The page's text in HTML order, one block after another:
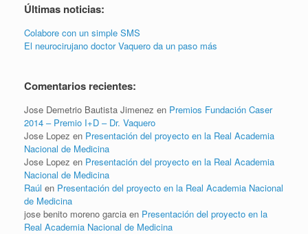
Últimas noticias:
Colabore con un simple SMS
El neurocirujano doctor Vaquero da un paso más
Comentarios recientes:
Jose Demetrio Bautista Jimenez en Premios Fundación Caser
2014 – Premio I+D – Dr. Vaquero
Jose Lopez en Presentación del proyecto en la Real Academia
Nacional de Medicina
Jose Lopez en Presentación del proyecto en la Real Academia
Nacional de Medicina
Raúl en Presentación del proyecto en la Real Academia Nacional
de Medicina
jose benito moreno garcia en Presentación del proyecto en la
Real Academia Nacional de Medicina